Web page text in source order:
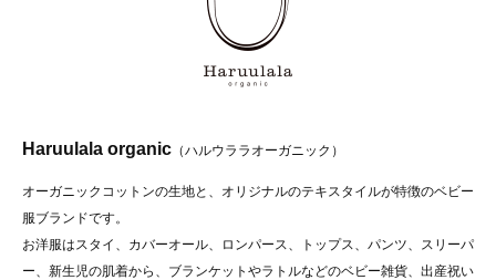
Haruulala organic （ハルウララオーガニック）
オーガニックコットンの生地と、オリジナルのテキスタイルが特徴のベビー
服ブランドです。
お洋服はスタイ、カバーオール、ロンパース、トップス、パンツ、スリーパ
ー、新生児の肌着から、ブランケットやラトルなどのベビー雑貨、出産祝い